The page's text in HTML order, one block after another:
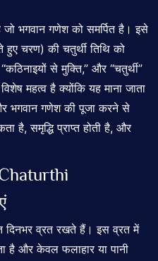
जो भगवान गणेश को समर्पित है। इसे
चरण) की चतुर्थी तिथि को
से मुक्ति,” और “चतुर्थी”
महत्व है क्योंकि यह माना जाता
भगवान गणेश की पूजा करने से
है, समृद्धि प्राप्त होती है, और
दिनभर व्रत रखते हैं। इस व्रत में
है और केवल फलाहार या पानी